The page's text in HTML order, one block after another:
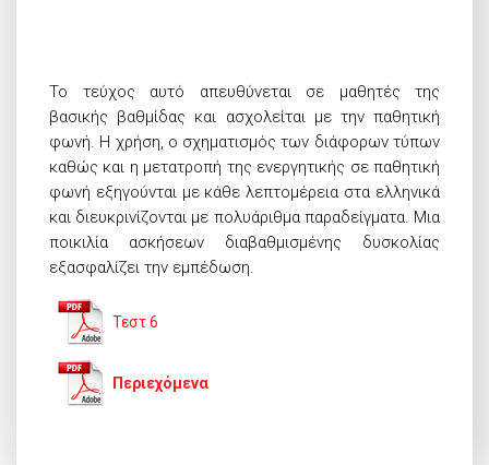
Το τεύχος αυτό απευθύνεται σε μαθητές της
βασικής βαθμίδας και ασχολείται με την παθητική
φωνή. Η χρήση, ο σχηματισμός των διάφορων τύπων
καθώς και η μετατροπή της ενεργητικής σε παθητική
φωνή εξηγούνται με κάθε λεπτομέρεια στα ελληνικά
και διευκρινίζονται με πολυάριθμα παραδείγματα. Μια
ποικιλία ασκήσεων διαβαθμισμένης δυσκολίας
εξασφαλίζει την εμπέδωση.
Τεστ 6
Περιεχόμενα